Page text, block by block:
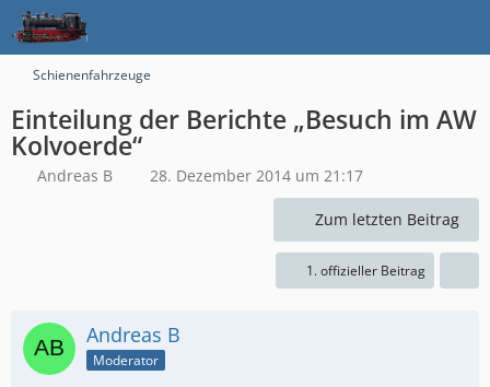
Schienenfahrzeuge
Einteilung der Berichte „Besuch im AW
Kolvoerde“
Andreas B 28. Dezember 2014 um 21:17
Zum letzten Beitrag
1. offizieller Beitrag
Andreas B
Moderator